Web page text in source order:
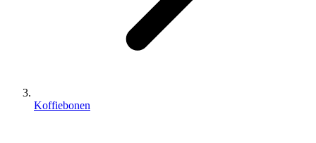
Koffiebonen